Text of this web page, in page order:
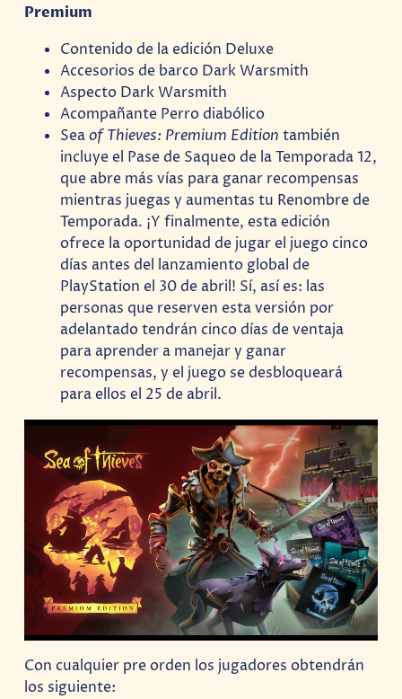
Premium
Contenido de la edición Deluxe
Accesorios de barco Dark Warsmith
Aspecto Dark Warsmith
Acompañante Perro diabólico
Seaof ​​Thieves: Premium Edition también
incluye el Pase de Saqueo de la Temporada 12,
que abre más vías para ganar recompensas
mientras juegas y aumentas tu Renombre de
Temporada. ¡Y finalmente, esta edición
ofrece la oportunidad de jugar el juego cinco
días antes del lanzamiento global de
PlayStation el 30 de abril! Sí, así es: las
personas que reserven esta versión por
adelantado tendrán cinco días de ventaja
para aprender a manejar y ganar
recompensas, y el juego se desbloqueará
para ellos el 25 de abril.
Con cualquier pre orden los jugadores obtendrán
los siguiente: